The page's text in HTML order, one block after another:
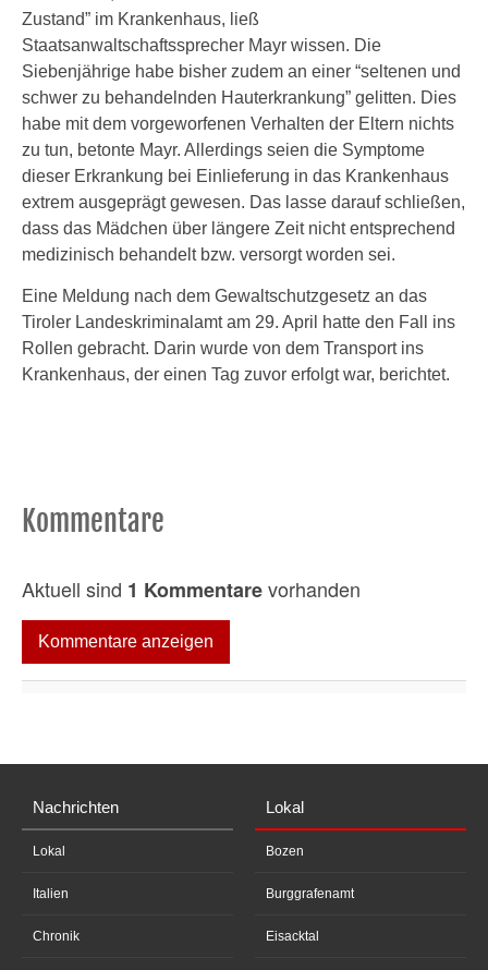
Zustand” im Krankenhaus, ließ
Staatsanwaltschaftssprecher Mayr wissen. Die
Siebenjährige habe bisher zudem an einer “seltenen und
schwer zu behandelnden Hauterkrankung” gelitten. Dies
habe mit dem vorgeworfenen Verhalten der Eltern nichts
zu tun, betonte Mayr. Allerdings seien die Symptome
dieser Erkrankung bei Einlieferung in das Krankenhaus
extrem ausgeprägt gewesen. Das lasse darauf schließen,
dass das Mädchen über längere Zeit nicht entsprechend
medizinisch behandelt bzw. versorgt worden sei.
Eine Meldung nach dem Gewaltschutzgesetz an das
Tiroler Landeskriminalamt am 29. April hatte den Fall ins
Rollen gebracht. Darin wurde von dem Transport ins
Krankenhaus, der einen Tag zuvor erfolgt war, berichtet.
Kommentare
Aktuell sind 1 Kommentarevorhanden
Kommentare anzeigen
Nachrichten
Lokal
Italien
Chronik
Lokal
Bozen
Burggrafenamt
Eisacktal